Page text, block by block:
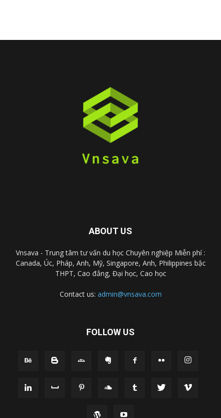
ABOUT US
Vnsava - Trung tâm tư vấn du học Chuyên nghiệp Miễn phí :
Canada, Úc, Pháp, Anh, Mỹ, Singapore, Anh, Philippines bậc
THPT, Cao đẳng, Đại học, Cao học
Contact us: admin@vnsava.com
FOLLOW US